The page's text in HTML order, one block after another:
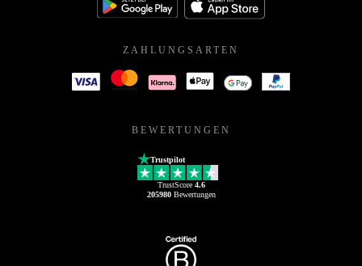
ZAHLUNGSARTEN
BEWERTUNGEN
Trustpilot
TrustScore 4.6
205980Bewertungen